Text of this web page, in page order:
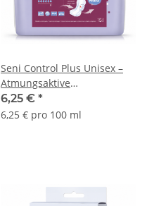
Seni Control Plus Unisex –
Atmungsaktive
Inkontinenzeinlagen für
Damen & Herren
6,25 € *
6,25 € pro 100 ml